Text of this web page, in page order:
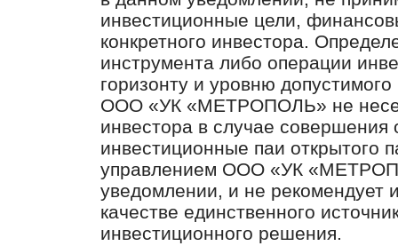
инвестиционные цели,
конкретного инвестора.
инструмента либо операции
горизонту и уровню
ООО «УК «МЕТРОПОЛЬ» не несет
инвестора в случае
инвестиционные паи открытого
управлением ООО «УК
уведомлении, и не рекомендует
качестве единственного
инвестиционного решения.